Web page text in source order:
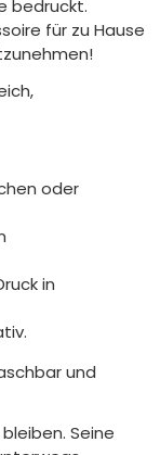
bedruckt.
für zu Hause
oder
in
und
Seine